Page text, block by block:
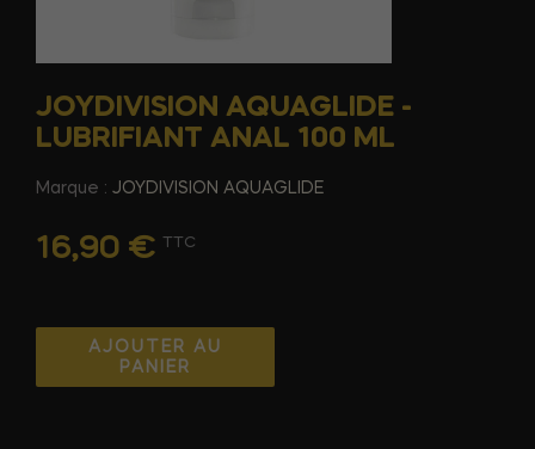
JOYDIVISION AQUAGLIDE -
LUBRIFIANT ANAL 100 ML
Marque : JOYDIVISION AQUAGLIDE
16,90 € TTC
AJOUTER AU
PANIER